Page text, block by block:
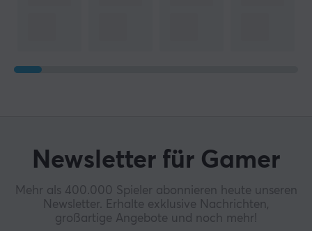
Newsletter für Gamer
Mehr als 400.000 Spieler abonnieren heute unseren
Newsletter. Erhalte exklusive Nachrichten,
großartige Angebote und noch mehr!